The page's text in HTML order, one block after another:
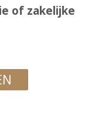
of zakelijke